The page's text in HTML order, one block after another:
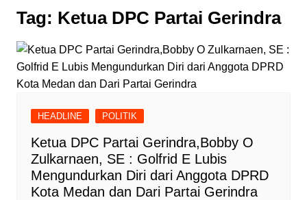
Tag: Ketua DPC Partai Gerindra
HEADLINE POLITIK
Ketua DPC Partai Gerindra,Bobby O
Zulkarnaen, SE : Golfrid E Lubis
Mengundurkan Diri dari Anggota DPRD
Kota Medan dan Dari Partai Gerindra